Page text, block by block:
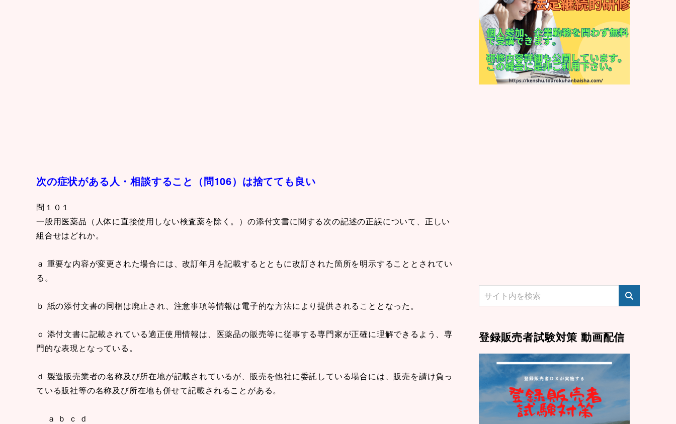
次の症状がある人・相談すること（問106）は捨てても良い
問１０１
一般用医薬品（人体に直接使用しない検査薬を除く。）の添付文書に関する次の記述の正誤について、正しい
組合せはどれか。
ａ 重要な内容が変更された場合には、改訂年月を記載するとともに改訂された箇所を明示することとされてい
る。
ｂ 紙の添付文書の同梱は廃止され、注意事項等情報は電子的な方法により提供されることとなった。
ｃ 添付文書に記載されている適正使用情報は、医薬品の販売等に従事する専門家が正確に理解できるよう、専
門的な表現となっている。
ｄ 製造販売業者の名称及び所在地が記載されているが、販売を他社に委託している場合には、販売を請け負っ
ている販社等の名称及び所在地も併せて記載されることがある。
ａ ｂ ｃ ｄ
登録販売者試験対策 動画配信